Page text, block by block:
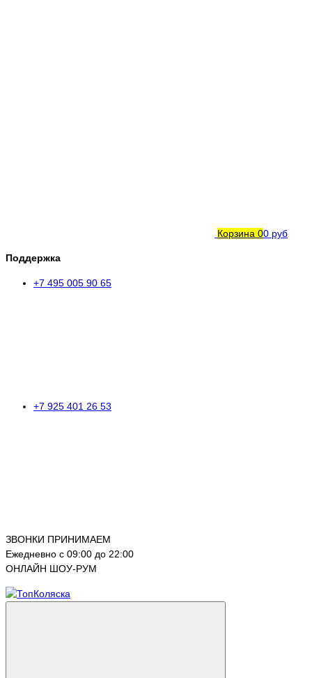
Корзина 00 руб
Поддержка
+7 495 005 90 65
+7 925 401 26 53
ЗВОНКИ ПРИНИМАЕМ
Ежедневно с 09:00 до 22:00
ОНЛАЙН ШОУ-РУМ